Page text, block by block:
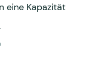
eine Kapazität